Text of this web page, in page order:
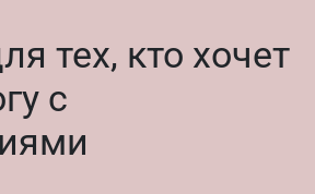
тех, кто хочет
с